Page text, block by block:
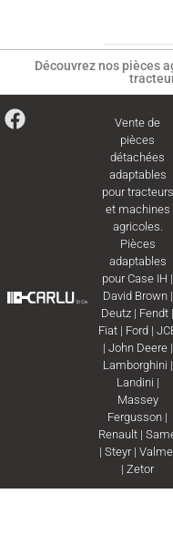
Découvrez nos pièces
Vente de
pièces
détachées
adaptables
pour tracteurs
et machines
agricoles.
Pièces
adaptables
pourCase IH |
David Brown|
Deutz | Fendt |
Fiat| Ford |
| John Deere|
Lamborghini |
Landini |
Massey
Fergusson |
Renault |
| Steyr|
|Zetor